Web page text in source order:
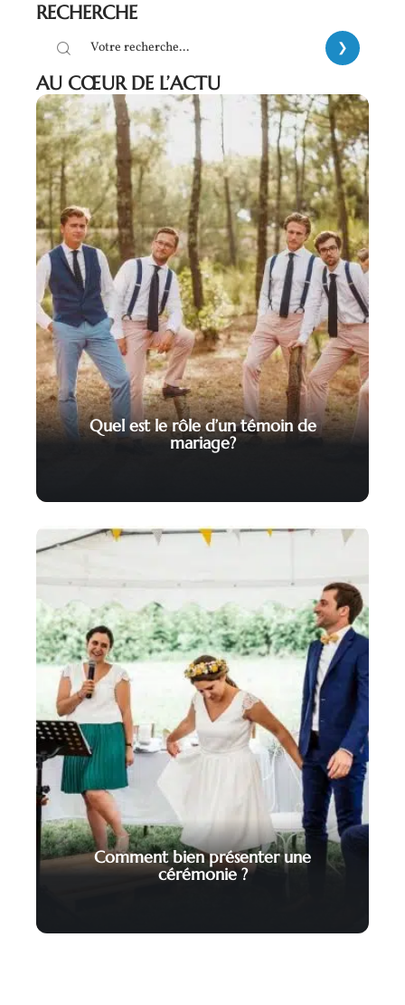
RECHERCHE
AU CŒUR DE L’ACTU
Quel est le rôle d’un témoin de
mariage?
Comment bien présenter une
cérémonie ?